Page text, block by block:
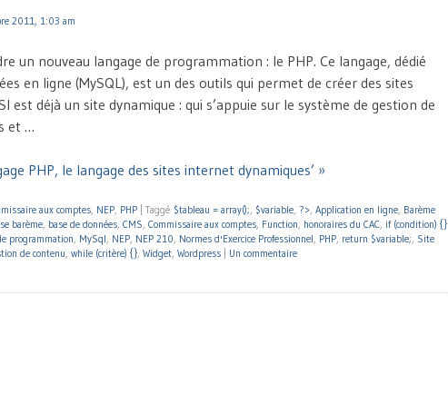
2011, 1:03 am
un nouveau langage de programmation : le PHP. Ce langage, dédié
en ligne (MySQL), est un des outils qui permet de créer des sites
est déjà un site dynamique : qui s’appuie sur le système de gestion de
et …
PHP, le langage des sites internet dynamiques’ »
aux comptes, NEP, PHP Taggé $tableau = array();, $variable, ?>, Application en ligne, Barème
barème, base de données, CMS, Commissaire aux comptes, Function, honoraires du CAC, if (condition) {}
programmation, MySql, NEP, NEP 210, Normes d'Exercice Professionnel, PHP, return $variable;, Site
de contenu, while (critère) {}, Widget, Wordpress Un commentaire